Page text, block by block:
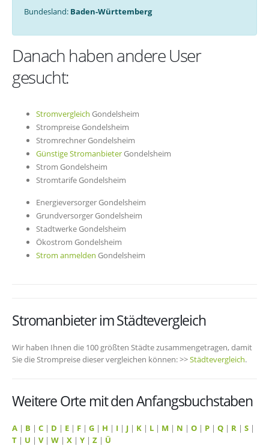
Bundesland: Baden-Württemberg
Danach haben andere User
gesucht:
Stromvergleich Gondelsheim
Strompreise Gondelsheim
Stromrechner Gondelsheim
Günstige StromanbieterGondelsheim
Strom Gondelsheim
Stromtarife Gondelsheim
Energieversorger Gondelsheim
Grundversorger Gondelsheim
Stadtwerke Gondelsheim
Ökostrom Gondelsheim
Strom anmelden Gondelsheim
Stromanbieter im Städtevergleich
Wir haben Ihnen die 100 größten Städte zusammengetragen, damit
Sie die Strompreise dieser vergleichen können: >>Städtevergleich.
Weitere Orte mit den Anfangsbuchstaben
A | B | C | D | E | F | G | H | I | J | K | L | M | N | O | P | Q | R | S |
T | U | V| W | X | Y | Z | Ü